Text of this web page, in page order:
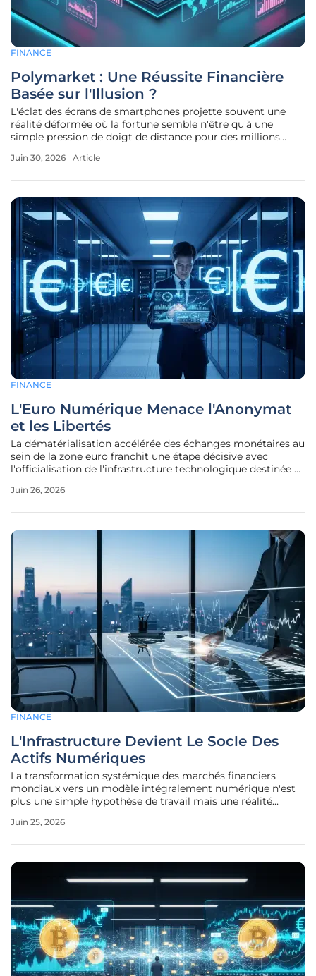
FINANCE
Polymarket : Une Réussite Financière
Basée sur l'Illusion ?
L'éclat des écrans de smartphones projette souvent une
réalité déformée où la fortune semble n'être qu'à une
simple pression de doigt de distance pour des millions
les récentes révélations sur Polymarket, le leader mondial
Juin 30, 2026 Article
FINANCE
L'Euro Numérique Menace l'Anonymat
et les Libertés
La dématérialisation accélérée des échanges monétaires au
sein de la zone euro franchit une étape décisive avec
l'officialisation de l'infrastructure technologique destinée à
par les instances européennes. Ce projet, soutenu avec
Juin 26, 2026
FINANCE
L'Infrastructure Devient Le Socle Des
Actifs Numériques
La transformation systémique des marchés financiers
mondiaux vers un modèle intégralement numérique n'est
plus une simple hypothèse de travail mais une réalité
de base. Alors que les cycles précédents étaient marqués
Juin 25, 2026